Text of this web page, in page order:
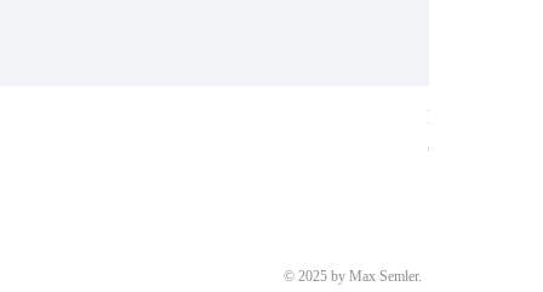
Ring aus
Preis
€ 8.700,00
© 2025 by Max Semler.